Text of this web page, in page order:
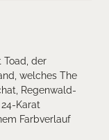
Toad, der
welches The
Regenwald-
Karat
Farbverlauf